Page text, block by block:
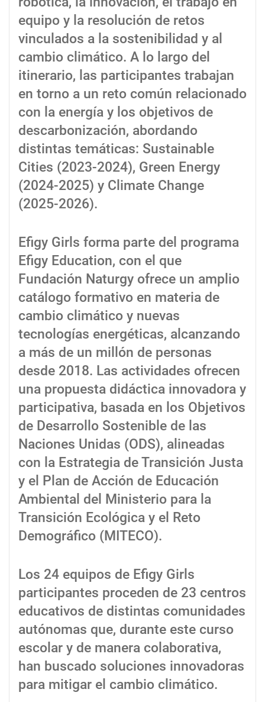
equipo y la resolución de retos
vinculados a la sostenibilidad y al
cambio climático. A lo largo del
itinerario, las participantes trabajan
en torno a un reto común relacionado
con la energía y los objetivos de
descarbonización, abordando
distintas temáticas: Sustainable
Cities (2023-2024), Green Energy
(2024-2025) y Climate Change
(2025-2026).
Efigy Girls forma parte del programa
Efigy Education, con el que
Fundación Naturgy ofrece un amplio
catálogo formativo en materia de
cambio climático y nuevas
tecnologías energéticas, alcanzando
a más de un millón de personas
desde 2018. Las actividades ofrecen
una propuesta didáctica innovadora y
participativa, basada en los Objetivos
de Desarrollo Sostenible de las
Naciones Unidas (ODS), alineadas
con la Estrategia de Transición Justa
y el Plan de Acción de Educación
Ambiental del Ministerio para la
Transición Ecológica y el Reto
Demográfico (MITECO).
Los 24 equipos de Efigy Girls
participantes proceden de 23 centros
educativos de distintas comunidades
autónomas que, durante este curso
escolar y de manera colaborativa,
han buscado soluciones innovadoras
para mitigar el cambio climático.